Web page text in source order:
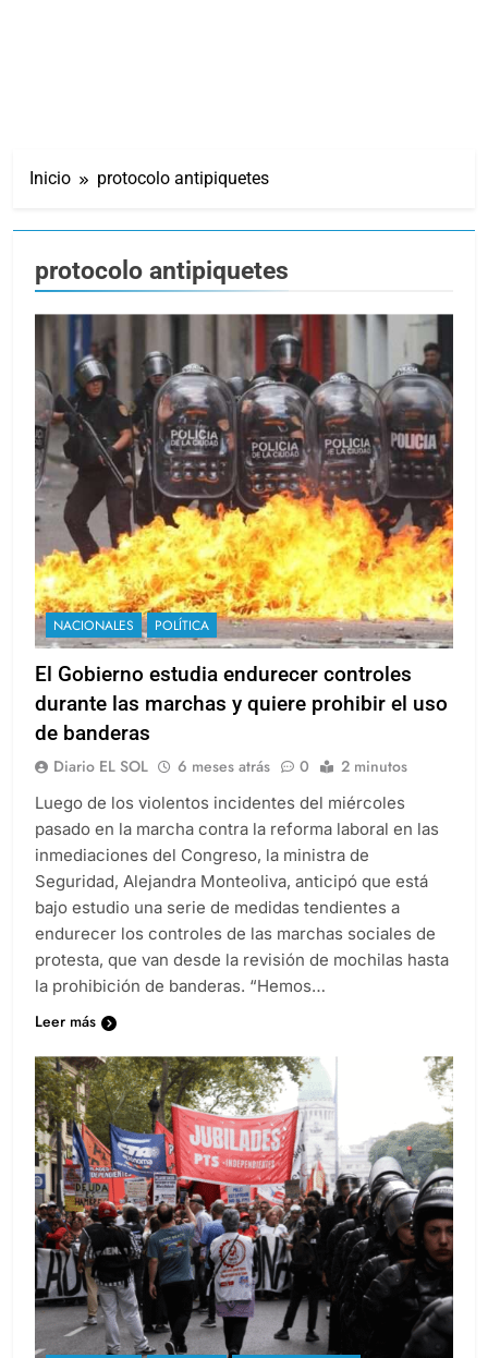
Inicio protocolo antipiquetes
protocolo antipiquetes
NACIONALES POLÍTICA
El Gobierno estudia endurecer controles
durante las marchas y quiere prohibir el uso
de banderas
Diario EL SOL 6 meses atrás 0 2 minutos
Luego de los violentos incidentes del miércoles
pasado en la marcha contra la reforma laboral en las
inmediaciones del Congreso, la ministra de
Seguridad, Alejandra Monteoliva, anticipó que está
bajo estudio una serie de medidas tendientes a
endurecer los controles de las marchas sociales de
protesta, que van desde la revisión de mochilas hasta
la prohibición de banderas. “Hemos…
Leer más